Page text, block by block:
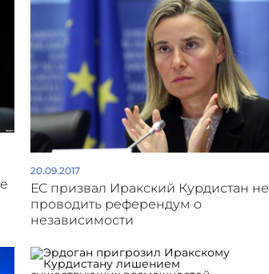
20.09.2017
ЕС призвал Иракский Курдистан не
проводить референдум о
независимости